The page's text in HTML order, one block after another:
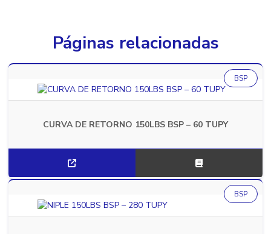
Páginas relacionadas
CURVA DE RETORNO 150LBS BSP – 60 TUPY
BSP
BSP